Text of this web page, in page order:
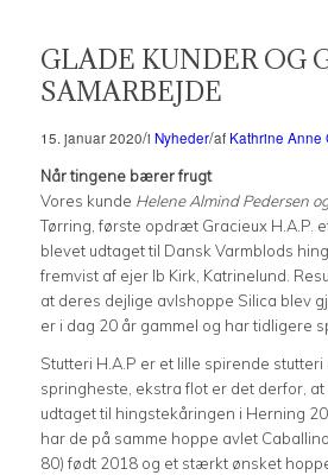
GLADE KUNDER OG
SAMARBEJDE
15. januar 2020/i Nyheder/af Kathrine Anne
Når tingene bærer frugt
Vores kunde Helene Almind Pedersen
Tørring, første opdræt Gracieux H.A.P.
blevet udtaget til Dansk Varmblods
fremvist af ejer Ib Kirk, Katrinelund.
at deres dejlige avlshoppe Silica blev
er i dag 20 år gammel og har tidligere
Stutteri H.A.P er et lille spirende stutteri
springheste, ekstra flot er det derfor,
udtaget til hingstekåringen i Herning
har de på samme hoppe avlet
80) født 2018 og et stærkt ønsket